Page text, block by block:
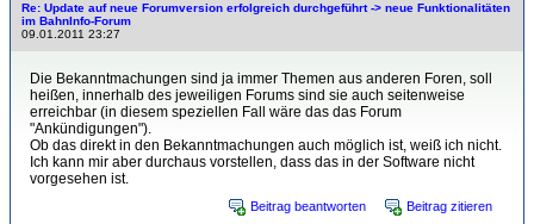
Re: Update auf neue Forumversion erfolgreich durchgeführt -> neue Funktionalitäten
im BahnInfo-Forum
09.01.2011 23:27
Die Bekanntmachungen sind ja immer Themen aus anderen Foren, soll
heißen, innerhalb des jeweiligen Forums sind sie auch seitenweise
erreichbar (in diesem speziellen Fall wäre das das Forum
"Ankündigungen").
Ob das direkt in den Bekanntmachungen auch möglich ist, weiß ich nicht.
Ich kann mir aber durchaus vorstellen, dass das in der Software nicht
vorgesehen ist.
Beitrag beantworten Beitrag zitieren